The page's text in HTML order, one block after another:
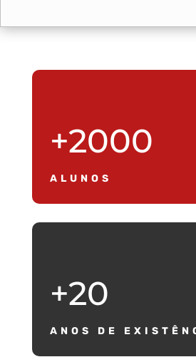
+2000
ALUNOS
+20
ANOS DE